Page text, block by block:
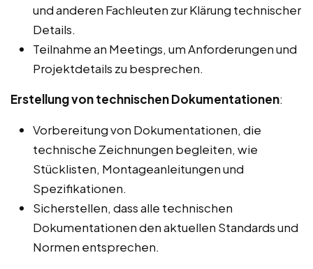
und anderen Fachleuten zur Klärung technischer
Details.
Teilnahme an Meetings, um Anforderungen und
Projektdetails zu besprechen.
Erstellung von technischen Dokumentationen:
Vorbereitung von Dokumentationen, die
technische Zeichnungen begleiten, wie
Stücklisten, Montageanleitungen und
Spezifikationen.
Sicherstellen, dass alle technischen
Dokumentationen den aktuellen Standards und
Normen entsprechen.